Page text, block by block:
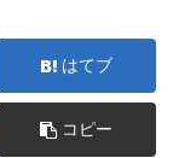
はてブ
コピー